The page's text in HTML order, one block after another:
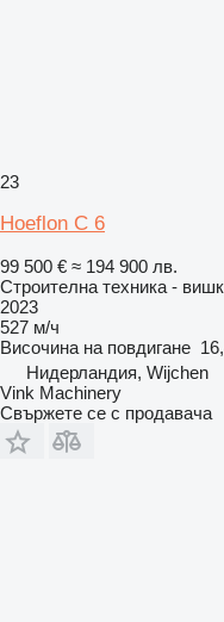
23
Hoeflon C 6
99 500 € ≈ 194 900 лв.
Строителна техника -
2023
527 м/ч
Височина на повдигане
Нидерландия, Wijchen
Vink Machinery
Свържете се с продавача